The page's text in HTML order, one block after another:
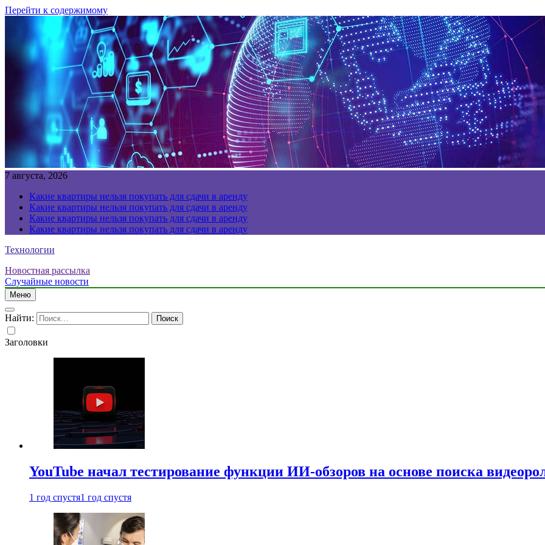
Перейти к содержимому
7 августа, 2026
Какие квартиры нельзя покупать для сдачи в аренду
Какие квартиры нельзя покупать для сдачи в аренду
Какие квартиры нельзя покупать для сдачи в аренду
Какие квартиры нельзя покупать для сдачи в аренду
Технологии
Новостная рассылка
Случайные новости
Меню
Найти:
Заголовки
YouTube начал тестирование функции ИИ-обзоров на основе поиска
1 год спустя1 год спустя